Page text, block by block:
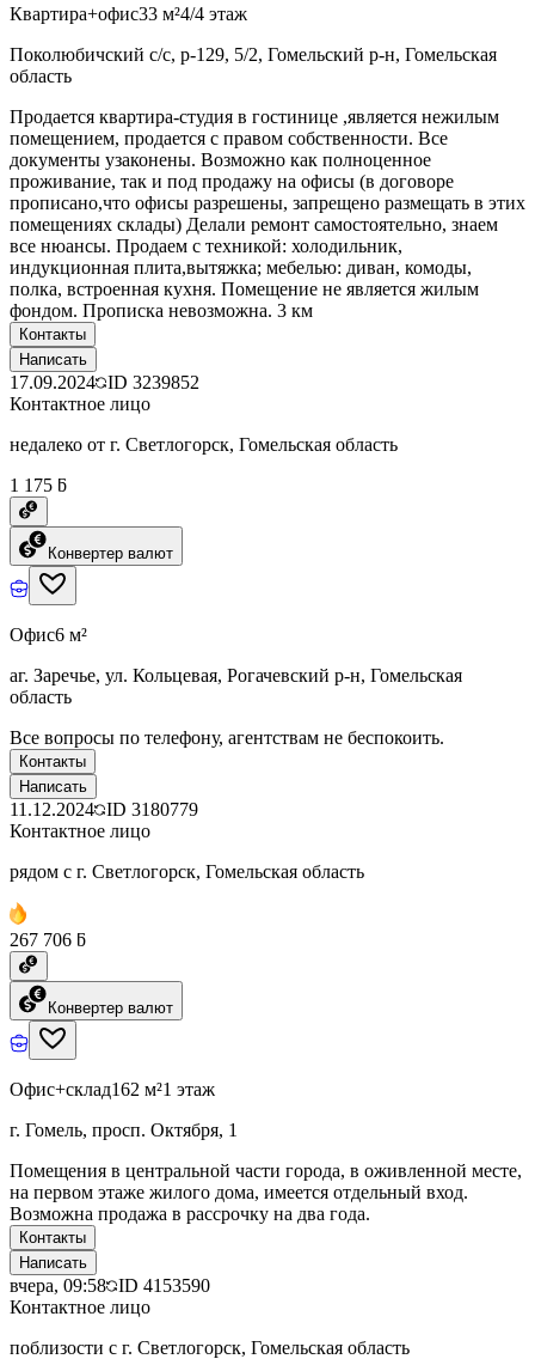
Квартира+офис33 м²4/4 этаж
Поколюбичский с/с, р-129, 5/2, Гомельский р-н, Гомельская
область
Продается квартира-студия в гостинице ,является нежилым
помещением, продается с правом собственности. Все
документы узаконены. Возможно как полноценное
проживание, так и под продажу на офисы (в договоре
прописано,что офисы разрешены, запрещено размещать в этих
помещениях склады) Делали ремонт самостоятельно, знаем
все нюансы. Продаем с техникой: холодильник,
индукционная плита,вытяжка; мебелью: диван, комоды,
полка, встроенная кухня. Помещение не является жилым
фондом. Прописка невозможна. 3 км
Контакты
Написать
17.09.2024 ID 3239852
Контактное лицо
недалеко от г. Светлогорск, Гомельская область
1 175 ƃ
Конвертер валют
Офис6 м²
аг. Заречье, ул. Кольцевая, Рогачевский р-н, Гомельская
область
Все вопросы по телефону, агентствам не беспокоить.
Контакты
Написать
11.12.2024 ID 3180779
Контактное лицо
рядом с г. Светлогорск, Гомельская область
267 706 ƃ
Конвертер валют
Офис+склад162 м²1 этаж
г. Гомель, просп. Октября, 1
Помещения в центральной части города, в оживленной месте,
на первом этаже жилого дома, имеется отдельный вход.
Возможна продажа в рассрочку на два года.
Контакты
Написать
вчера, 09:58 ID 4153590
Контактное лицо
поблизости с г. Светлогорск, Гомельская область